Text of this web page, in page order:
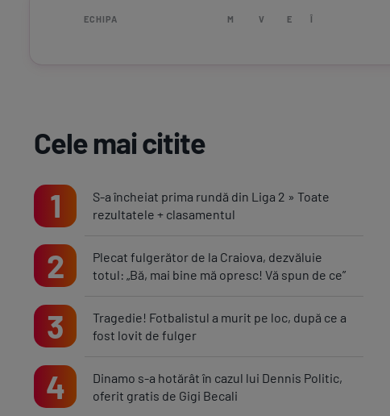
ECHIPA M V E Î
Cele mai citite
1
S-a încheiat prima rundă din Liga 2 » Toate
rezultatele + clasamentul
2
Plecat fulgerător de la Craiova, dezvăluie
totul: „Bă, mai bine mă opresc! Vă spun de ce”
3
Tragedie! Fotbalistul a murit pe loc, după ce a
fost lovit de fulger
4
Dinamo s-a hotărât în cazul lui Dennis Politic,
oferit gratis de Gigi Becali